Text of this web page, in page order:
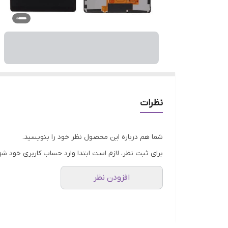
نظرات
شما هم درباره این محصول نظر خود را بنویسید.
برای ثبت نظر، لازم است ابتدا وارد حساب کاربری خود
افزودن نظر